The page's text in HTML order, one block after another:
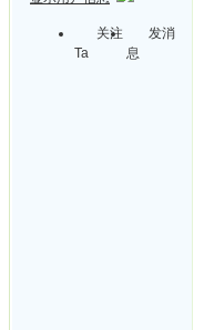
关注
Ta
发消
息